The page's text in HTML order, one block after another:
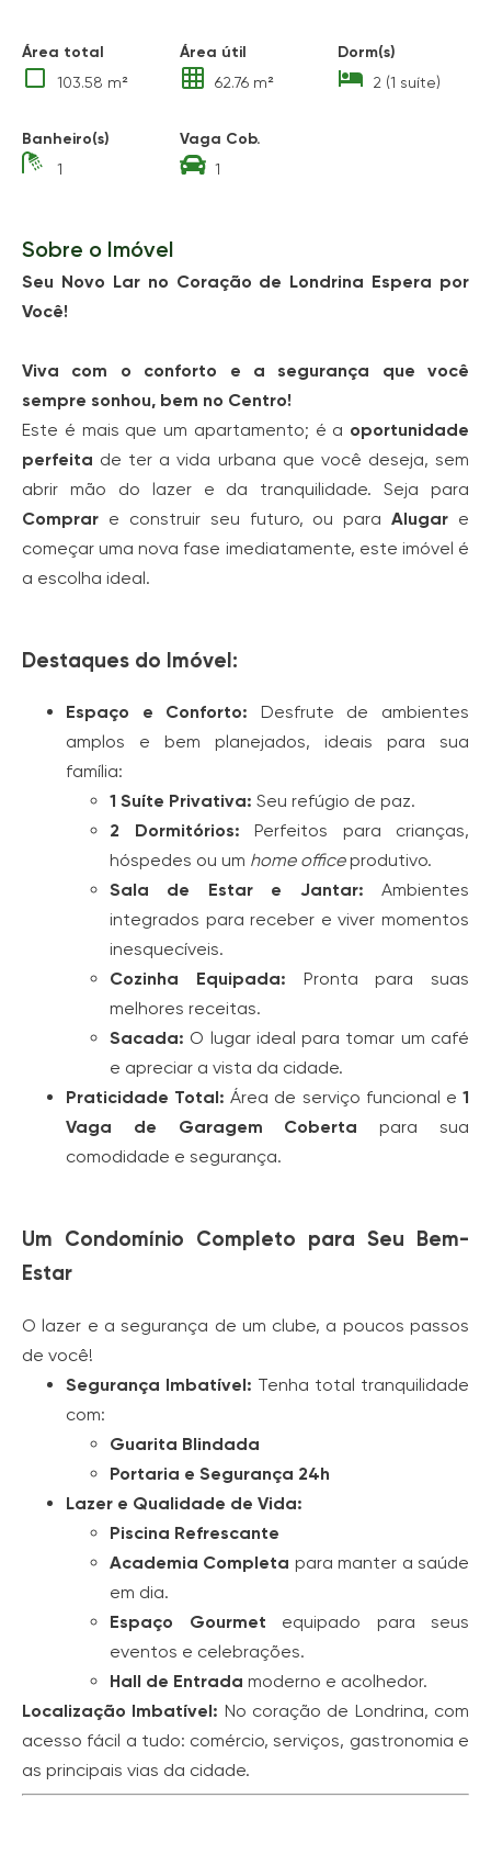
Área total
103.58 m²
Área útil
62.76 m²
Dorm(s)
2 (1 suíte)
Banheiro(s)
1
Vaga Cob.
1
Sobre o Imóvel
Seu Novo Lar no Coração de Londrina Espera por
Você!
Viva com o conforto e a segurança que você
sempre sonhou, bem no Centro!
Este é mais que um apartamento; é a oportunidade
perfeita de ter a vida urbana que você deseja, sem
abrir mão do lazer e da tranquilidade. Seja para
Comprar e construir seu futuro, ou paraAlugar e
começar uma nova fase imediatamente, este imóvel é
a escolha ideal.
Destaques do Imóvel:
Espaço e Conforto: Desfrute de ambientes
amplos e bem planejados, ideais para sua
família:
1 Suíte Privativa: Seu refúgio de paz.
2 Dormitórios: Perfeitos para crianças,
hóspedes ou um home officeprodutivo.
Sala de Estar e Jantar: Ambientes
integrados para receber e viver momentos
inesquecíveis.
Cozinha Equipada: Pronta para suas
melhores receitas.
Sacada: O lugar ideal para tomar um café
e apreciar a vista da cidade.
Praticidade Total: Área de serviço funcional e1
Vaga de Garagem Coberta para sua
comodidade e segurança.
Um Condomínio Completo para Seu Bem-
Estar
O lazer e a segurança de um clube, a poucos passos
de você!
Segurança Imbatível: Tenha total tranquilidade
com:
Guarita Blindada
Portaria e Segurança 24h
Lazer e Qualidade de Vida:
Piscina Refrescante
Academia Completa para manter a saúde
em dia.
Espaço Gourmet equipado para seus
eventos e celebrações.
Hall de Entrada moderno e acolhedor.
Localização Imbatível: No coração de Londrina, com
acesso fácil a tudo: comércio, serviços, gastronomia e
as principais vias da cidade.